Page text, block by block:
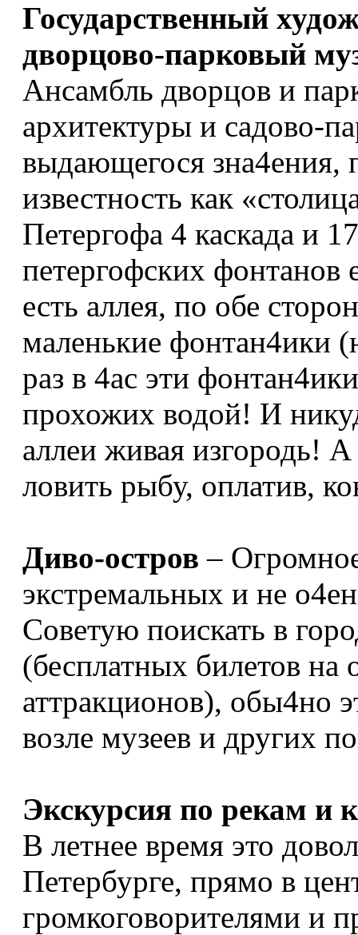
Государственный
дворцово-парковый
Ансамбль дворцов и
архитектуры и садово-
выдающегося
известность как
Петергофа 4 каскада и
петергофских
есть аллея, по обе
маленькие фонтан4ики
раз в 4ас эти
прохожих водой! И
аллеи живая изгородь!
ловить рыбу, оплатив,
Диво-остров –
экстремальных и не
Советую поискать в
(бесплатных билетов на
аттракционов), обы4но
возле музеев и других
Экскурсия по рекам и
В летнее время это
Петербурге, прямо в
громкоговорителями и